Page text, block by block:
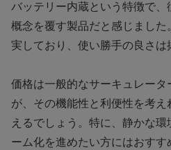
バッテリー内蔵という特徴で
概念を覆す製品だと感じまし
実しており、使い勝手の良さは
価格は一般的なサーキュレー
が、その機能性と利便性を考
えるでしょう。特に、静かな
ーム化を進めたい方にはおすす